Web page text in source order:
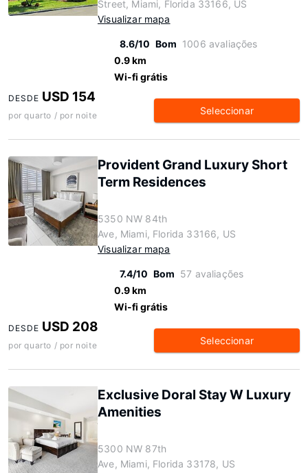
Street, Miami, Florida 33166, US
Visualizar mapa
8.6/10 Bom 1006 avaliações
0.9 km
Wi-fi grátis
DESDE USD 154
por quarto / por noite Seleccionar
Provident Grand Luxury Short
Term Residences
5350 NW 84th
Ave, Miami, Florida 33166, US
Visualizar mapa
7.4/10 Bom 57 avaliações
0.9 km
Wi-fi grátis
DESDE USD 208
por quarto / por noite Seleccionar
Exclusive Doral Stay W Luxury
Amenities
5300 NW 87th
Ave, Miami, Florida 33178, US